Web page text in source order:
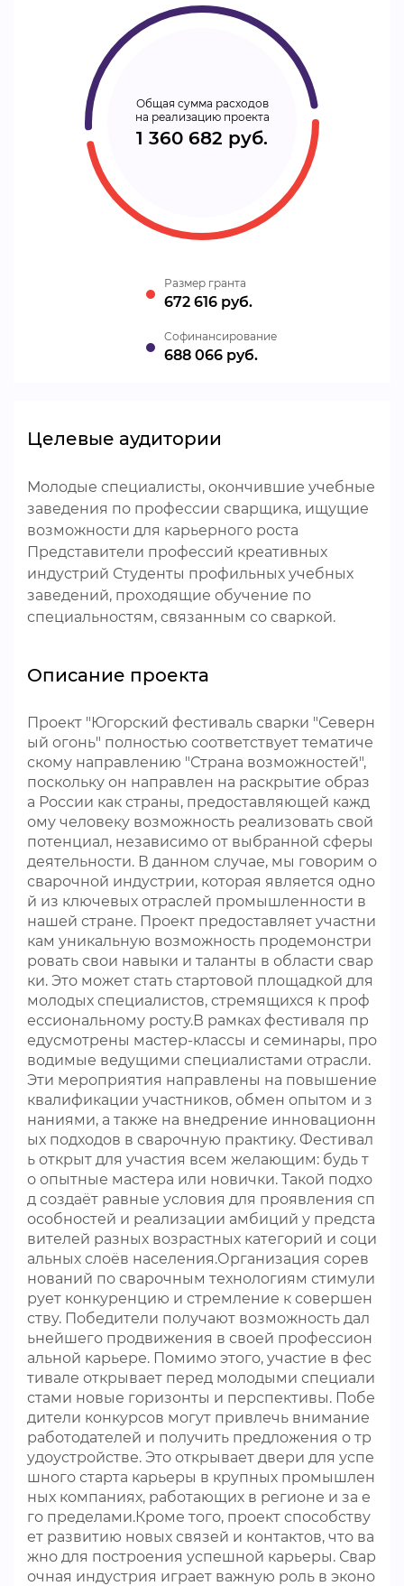
Общая сумма расходов
на реализацию проекта
1 360 682 руб.
Размер гранта
672 616 руб.
Cофинансирование
688 066 руб.
Целевые аудитории
Молодые специалисты, окончившие учебные
заведения по профессии сварщика, ищущие
возможности для карьерного роста
Представители профессий креативных
индустрий Студенты профильных учебных
заведений, проходящие обучение по
специальностям, связанным со сваркой.
Описание проекта
Проект "Югорский фестиваль сварки "Северн
ый огонь" полностью соответствует тематиче
скому направлению "Страна возможностей",
поскольку он направлен на раскрытие образ
а России как страны, предоставляющей кажд
ому человеку возможность реализовать свой
потенциал, независимо от выбранной сферы
деятельности. В данном случае, мы говорим о
сварочной индустрии, которая является одно
й из ключевых отраслей промышленности в
нашей стране. Проект предоставляет участни
кам уникальную возможность продемонстри
ровать свои навыки и таланты в области свар
ки. Это может стать стартовой площадкой для
молодых специалистов, стремящихся к проф
ессиональному росту.В рамках фестиваля пр
едусмотрены мастер-классы и семинары, про
водимые ведущими специалистами отрасли.
Эти мероприятия направлены на повышение
квалификации участников, обмен опытом и з
наниями, а также на внедрение инновационн
ых подходов в сварочную практику. Фестивал
ь открыт для участия всем желающим: будь т
о опытные мастера или новички. Такой подхо
д создаёт равные условия для проявления сп
особностей и реализации амбиций у предста
вителей разных возрастных категорий и соци
альных слоёв населения.Организация сорев
нований по сварочным технологиям стимули
рует конкуренцию и стремление к совершен
ству. Победители получают возможность дал
ьнейшего продвижения в своей профессион
альной карьере. Помимо этого, участие в фес
тивале открывает перед молодыми специали
стами новые горизонты и перспективы. Побе
дители конкурсов могут привлечь внимание
работодателей и получить предложения о тр
удоустройстве. Это открывает двери для успе
шного старта карьеры в крупных промышлен
ных компаниях, работающих в регионе и за е
го пределами.Кроме того, проект способству
ет развитию новых связей и контактов, что ва
жно для построения успешной карьеры. Свар
очная индустрия играет важную роль в эконо